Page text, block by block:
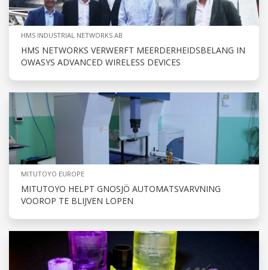
HMS INDUSTRIAL NETWORKS AB
HMS NETWORKS VERWERFT MEERDERHEIDSBELANG IN
OWASYS ADVANCED WIRELESS DEVICES
MITUTOYO EUROPE
MITUTOYO HELPT GNOSJÖ AUTOMATSVARVNING
VOOROP TE BLIJVEN LOPEN